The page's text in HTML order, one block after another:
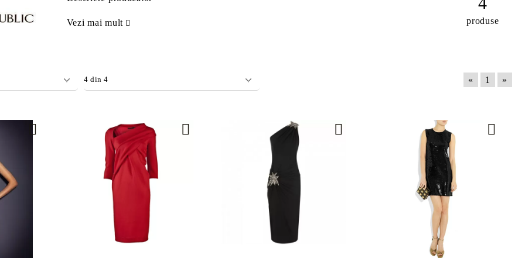
Bijuterii de aur
Bijuterii imitație
HAINE PENTRU BĂRBAȚI HAINE PENTRU COPII
Vezi mai mult produse
« 1
»